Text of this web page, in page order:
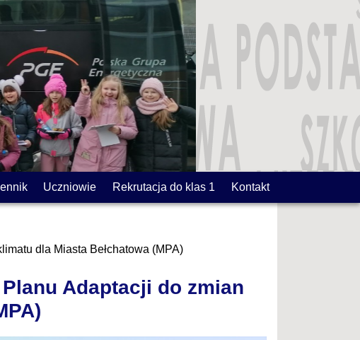
Uczniowie Rekrutacja do klas 1 Kontakt
dla Miasta Bełchatowa (MPA)
Adaptacji do zmian